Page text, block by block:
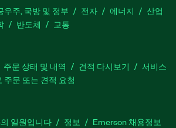
우주, 국방 및 정부 전자 에너지
산업
반도체 교통
주문 상태 및 내역 견적 다시보기
서비스
주문 또는 견적 요청
일원입니다 정보
Emerson 채용정보